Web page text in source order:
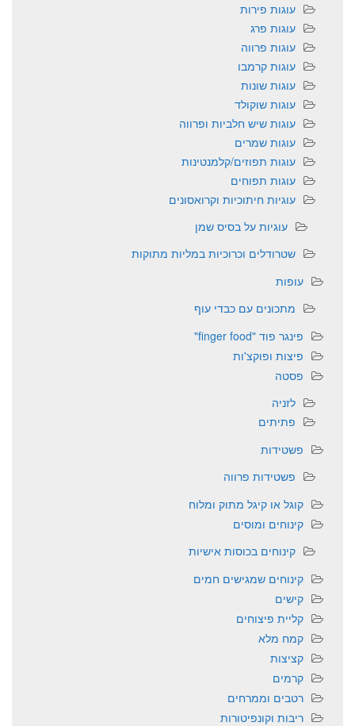
עוגות פירות
עוגות פרג
עוגות פרווה
עוגות קרמבו
עוגות שונות
עוגות שוקולד
עוגות שיש חלביות ופרווה
עוגות שמרים
עוגות תפוזים/קלמנטינות
עוגות תפוחים
עוגיות חיתוכיות וקרואסונים
עוגיות על בסיס שמן
שטרודלים וכרוכיות במליות מתוקות
עופות
מתכונים עם כבדי עוף
פינגר פוד "finger food"
פיצות ופוקצ'ות
פסטה
לזניה
פתיתים
פשטידות
פשטידות פרווה
קוגל או קיגל מתוק ומלוח
קינוחים ומוסים
קינוחים בכוסות אישיות
קינוחים שמגישים חמים
קישים
קליית פיצוחים
קמח מלא
קציצות
קרמים
רטבים וממרחים
ריבות וקונפיטורות